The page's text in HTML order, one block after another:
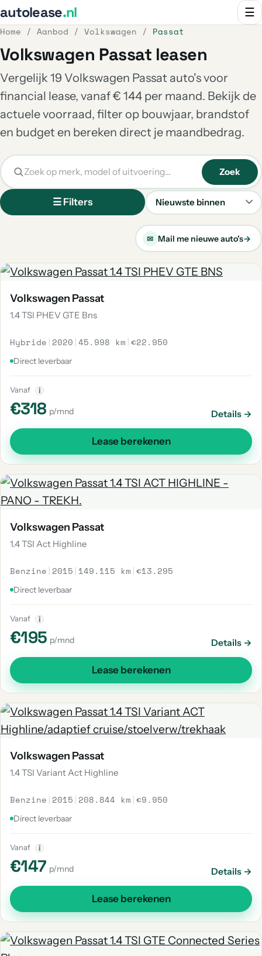
autolease.nl ☰
Home / Aanbod / Volkswagen / Passat
Volkswagen Passat leasen
Vergelijk 19 Volkswagen Passat auto's voor
financial lease, vanaf € 144 per maand. Bekijk de
actuele voorraad, filter op bouwjaar, brandstof
en budget en bereken direct je maandbedrag.
☰ Filters
Sorteren
Zoek
✉ Mail me nieuwe auto's→
Volkswagen Passat
1.4 TSI PHEV GTE Bns
Hybride | 2020 |45.998 km |€22.950
Direct leverbaar
Vanaf i
€318 p/mnd Details →
Lease berekenen
Volkswagen Passat
1.4 TSI Act Highline
Benzine | 2015 | 149.115 km |€13.295
Direct leverbaar
Vanaf i
€195 p/mnd Details →
Lease berekenen
Volkswagen Passat
1.4 TSI Variant Act Highline
Benzine | 2015 | 208.844 km |€9.950
Direct leverbaar
Vanaf i
€147 p/mnd Details →
Lease berekenen